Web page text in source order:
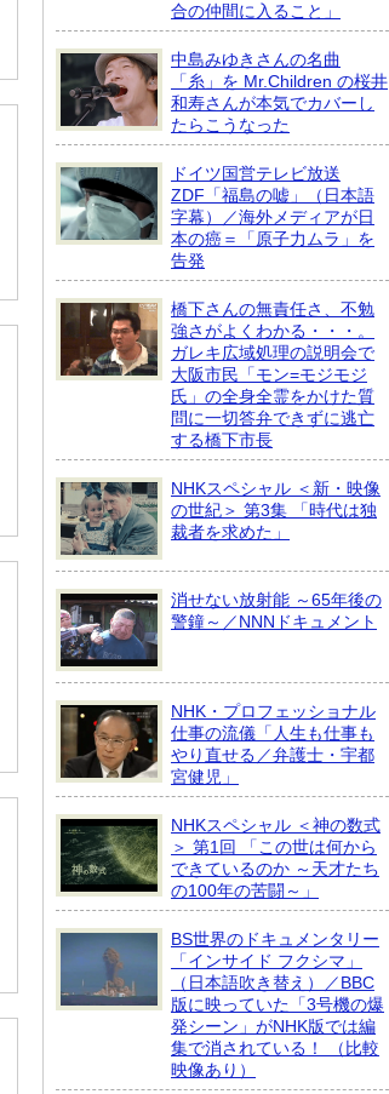
合の仲間に入ること」
中島みゆきさんの名曲
「糸」を Mr.Children の桜井
和寿さんが本気でカバーし
たらこうなった
ドイツ国営テレビ放送
ZDF「福島の嘘」（日本語
字幕）／海外メディアが日
本の癌＝「原子力ムラ」を
告発
橋下さんの無責任さ、不勉
強さがよくわかる・・・。
ガレキ広域処理の説明会で
大阪市民「モン=モジモジ
氏」の全身全霊をかけた質
問に一切答弁できずに逃亡
する橋下市長
NHKスペシャル ＜新・映像
の世紀＞ 第3集 「時代は独
裁者を求めた」
消せない放射能 ～65年後の
警鐘～／NNNドキュメント
NHK・プロフェッショナル
仕事の流儀「人生も仕事も
やり直せる／弁護士・宇都
宮健児」
NHKスペシャル ＜神の数式
＞ 第1回 「この世は何から
できているのか ～天才たち
の100年の苦闘～」
BS世界のドキュメンタリー
「インサイド フクシマ」
（日本語吹き替え）／BBC
版に映っていた「3号機の爆
発シーン」がNHK版では編
集で消されている！ （比較
映像あり）